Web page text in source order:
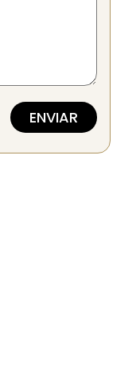
ENVIAR